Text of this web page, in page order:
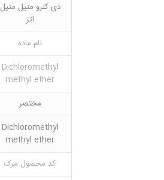
دی کلرو متیل متیل
اتر
نام ماده
Dichloromethyl
methyl ether
مختصر
Dichloromethyl
methyl ether
کد محصول مرک